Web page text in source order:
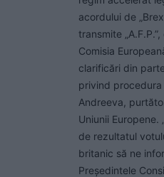
acordului de
transmite
Comisia
clarificări din
privind procedura
Andreeva,
Uniunii Europene.
de rezultatul
britanic să ne
Preşedintele